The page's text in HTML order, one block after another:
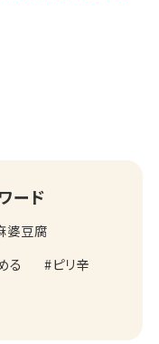
ード
婆豆腐
る
ピリ辛